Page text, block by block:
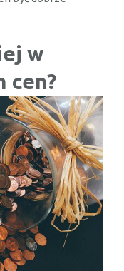
w
cen?